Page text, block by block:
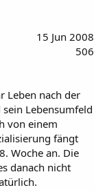
15 Jun 2008
506
Leben nach der
Lebensumfeld
von einem
fängt
Woche an. Die
danach nicht